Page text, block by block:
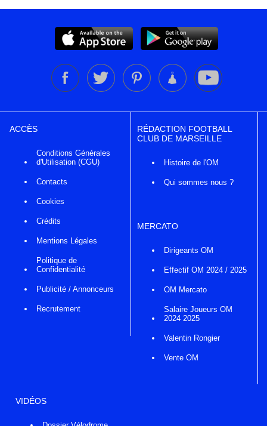
ACCÈS
Conditions Générales
d'Utilisation (CGU)
Contacts
Cookies
Crédits
Mentions Légales
Politique de
Confidentialité
Publicité / Annonceurs
Recrutement
RÉDACTION FOOTBALL
CLUB DE MARSEILLE
Histoire de l'OM
Qui sommes nous ?
MERCATO
Dirigeants OM
Effectif OM 2024 / 2025
OM Mercato
Salaire Joueurs OM
2024 2025
Valentin Rongier
Vente OM
VIDÉOS